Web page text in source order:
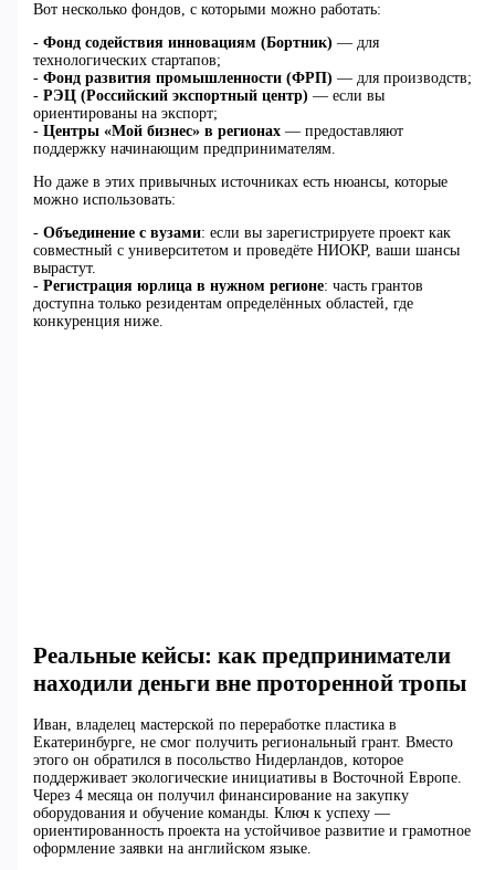
Вот несколько фондов, с которыми можно работать:
- Фонд содействия инновациям (Бортник) — для
технологических стартапов;
- Фонд развития промышленности (ФРП) — для производств;
- РЭЦ (Российский экспортный центр) — если вы
ориентированы на экспорт;
- Центры «Мой бизнес» в регионах— предоставляют
поддержку начинающим предпринимателям.
Но даже в этих привычных источниках есть нюансы, которые
можно использовать:
- Объединение с вузами: если вы зарегистрируете проект как
совместный с университетом и проведёте НИОКР, ваши шансы
вырастут.
- Регистрация юрлица в нужном регионе: часть грантов
доступна только резидентам определённых областей, где
конкуренция ниже.
Реальные кейсы: как предприниматели
находили деньги вне проторенной тропы
Иван, владелец мастерской по переработке пластика в
Екатеринбурге, не смог получить региональный грант. Вместо
этого он обратился в посольство Нидерландов, которое
поддерживает экологические инициативы в Восточной Европе.
Через 4 месяца он получил финансирование на закупку
оборудования и обучение команды. Ключ к успеху —
ориентированность проекта на устойчивое развитие и грамотное
оформление заявки на английском языке.